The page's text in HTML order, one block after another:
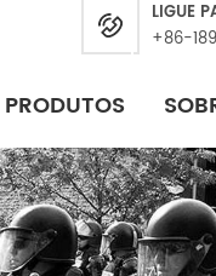
LIGUE
+86-
PRODUTOS